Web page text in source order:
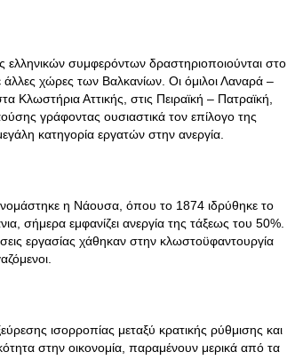
συμφερόντων δραστηριοποιούνται στο
άλλες χώρες των Βαλκανίων. Οι όμιλοι Λαναρά –
Κλωστήρια Αττικής, στις Πειραϊκή – Πατραϊκή,
γράφοντας ουσιαστικά τον επίλογο της
κατηγορία εργατών στην ανεργία.
η Νάουσα, όπου το 1874 ιδρύθηκε το
σήμερα εμφανίζει ανεργία της τάξεως του 50%.
εργασίας χάθηκαν στην κλωστοϋφαντουργία
ισορροπίας μεταξύ κρατικής ρύθμισης και
στην οικονομία, παραμένουν μερικά από τα